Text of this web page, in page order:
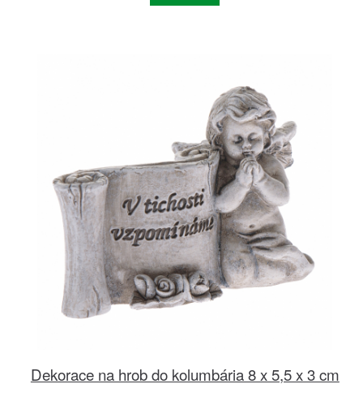
Dekorace na hrob do kolumbária 8 x 5,5 x 3 cm